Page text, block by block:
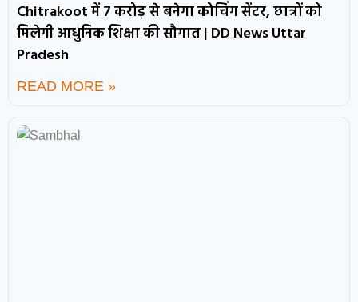
Chitrakoot में 7 करोड़ से बनेगा कोचिंग सेंटर, छात्रों को
मिलेगी आधुनिक शिक्षा की सौगात | DD News Uttar
Pradesh
READ MORE »